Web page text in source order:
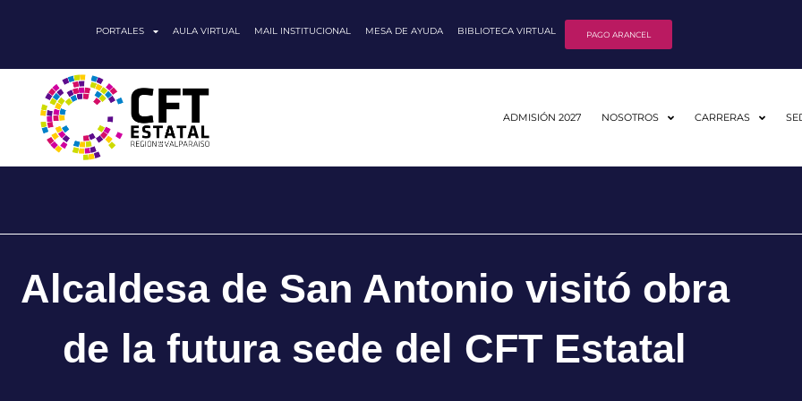
PORTALES AULA VIRTUAL MAIL INSTITUCIONAL MESA DE AYUDA BIBLIOTECA VIRTUAL PAGO ARANCEL
ADMISIÓN 2027 NOSOTROS CARRERAS
Alcaldesa de San Antonio visitó obra
de la futura sede del CFT Estatal